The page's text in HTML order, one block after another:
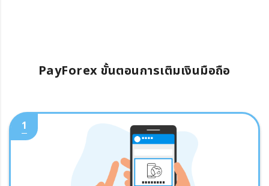
PayForex ขั้นตอนการเติมเงินมือถือ
1